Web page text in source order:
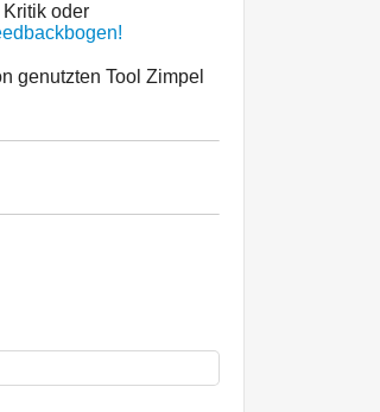
oder
genutzten Tool Zimpel